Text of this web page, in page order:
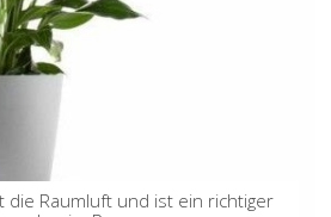
die Raumluft und ist ein richtiger